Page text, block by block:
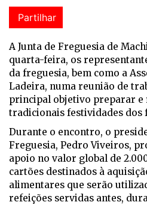
Partilhar
A Junta de Freguesia de
quarta-feira, os
da freguesia, bem como a
Ladeira, numa reunião de
principal objetivo preparar e
tradicionais festividades dos
Durante o encontro, o
Freguesia, Pedro Viveiros,
apoio no valor global de
cartões destinados à
alimentares que serão
refeições servidas antes,